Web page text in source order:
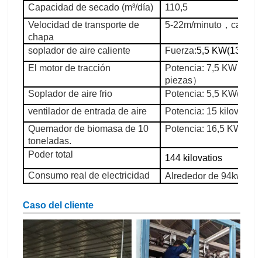
Capacidad de secado (m³/día)
110,5
Velocidad de transporte de
chapa
5-22m/minuto ，
soplador de aire caliente Fuerza:5,5 KW(13
El motor de tracción
Potencia: 7,5 KW
piezas）
Soplador de aire frio
Potencia: 5,5 KW(
ventilador de entrada de aire
Potencia: 15 kilovatios
Quemador de biomasa de 10
toneladas.
Potencia: 16,5 KW
Poder total
144 kilovatios
Consumo real de electricidad
Alrededor de 94kwh
Caso del cliente